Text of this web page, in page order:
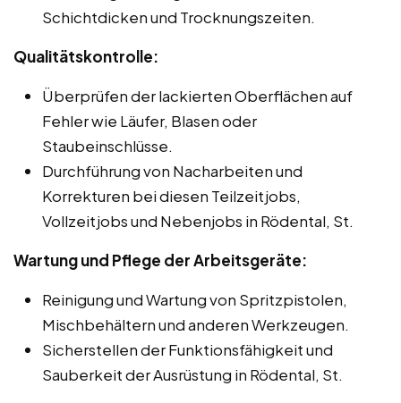
Schichtdicken und Trocknungszeiten.
Qualitätskontrolle:
Überprüfen der lackierten Oberflächen auf
Fehler wie Läufer, Blasen oder
Staubeinschlüsse.
Durchführung von Nacharbeiten und
Korrekturen bei diesen Teilzeitjobs,
Vollzeitjobs und Nebenjobs in Rödental, St.
Wartung und Pflege der Arbeitsgeräte:
Reinigung und Wartung von Spritzpistolen,
Mischbehältern und anderen Werkzeugen.
Sicherstellen der Funktionsfähigkeit und
Sauberkeit der Ausrüstung in Rödental, St.